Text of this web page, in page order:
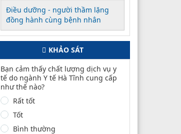
Điều dưỡng - người thầm lặng
đồng hành cùng bệnh nhân
KHẢO SÁT
Bạn cảm thấy chất lượng dịch vụ y
tế do ngành Y tế Hà Tĩnh cung cấp
như thế nào?
Rất tốt
Tốt
Bình thường